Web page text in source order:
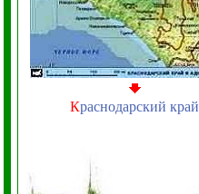
Краснодарский край